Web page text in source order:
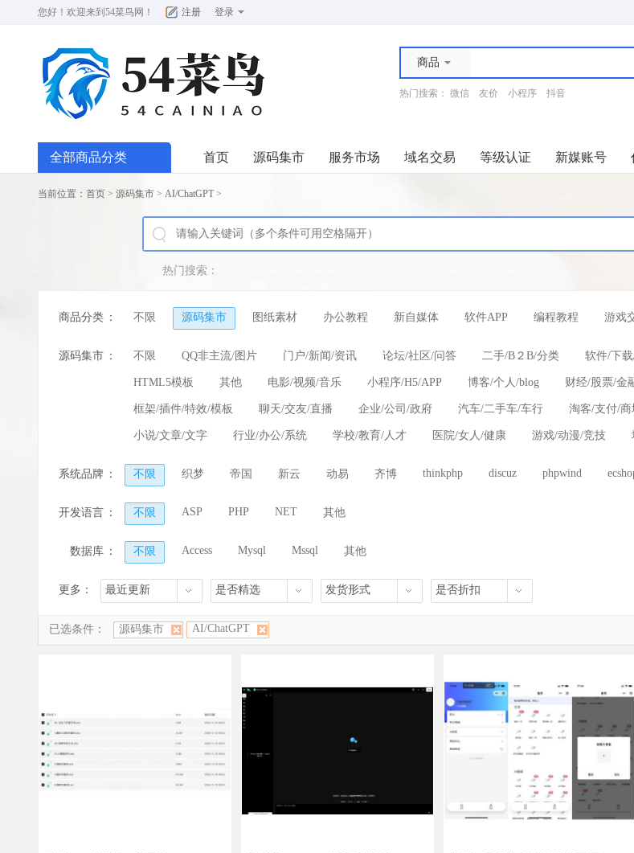
您好！欢迎来到 54菜鸟网 ！ 注册 登录
商品
热门搜索： 微信 友价 小程序 抖音
全部商品分类 首页 源码集市 服务市场 域名交易 等级认证 新媒账号
当前位置： 首页 > 源码集市 > AI/ChatGPT >
热门搜索：
商品分类 ： 不限 源码集市 图纸素材 办公教程 新自媒体 软件APP 编程教程 游戏
源码集市 ： 不限 QQ非主流/图片 门户/新闻/资讯 论坛/社区/问答 二手/B２B/分类 软件/下
HTML5模板 其他 电影/视频/音乐 小程序/H5/APP 博客/个人/blog 财经/股票/金
框架/插件/特效/模板 聊天/交友/直播 企业/公司/政府 汽车/二手车/车行 淘客/支付/商
小说/文章/文字 行业/办公/系统 学校/教育/人才 医院/女人/健康 游戏/动漫/竞技
系统品牌 ： 不限 织梦 帝国 新云 动易 齐博 thinkphp discuz phpwind
开发语言 ： 不限 ASP PHP NET 其他
数据库 ： 不限 Access Mysql Mssql 其他
更多： 最近更新 是否精选 发货形式 是否折扣
已选条件： 源码集市 AI/ChatGPT